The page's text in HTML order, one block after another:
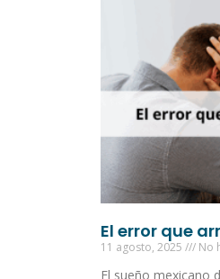
El error que
11 agosto, 2025 No
El sueño mexicano